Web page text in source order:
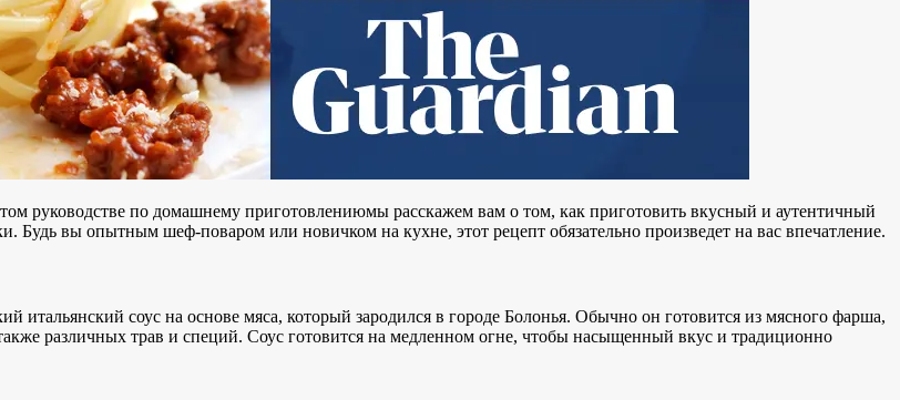
руководстве по домашнему приготовлениюмы расскажем вам о том, как приготовить вкусный и аутентичный
Будь вы опытным шеф-поваром или новичком на кухне, этот рецепт обязательно произведет на вас впечатление.
итальянский соус на основе мяса, который зародился в городе Болонья. Обычно он готовится из мясного фарша,
различных трав и специй. Соус готовится на медленном огне, чтобы насыщенный вкус и традиционно